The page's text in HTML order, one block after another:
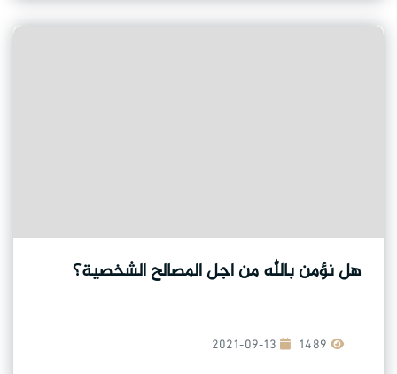
هل نؤمن بالله من اجل المصالح الشخصية؟
2021-09-13